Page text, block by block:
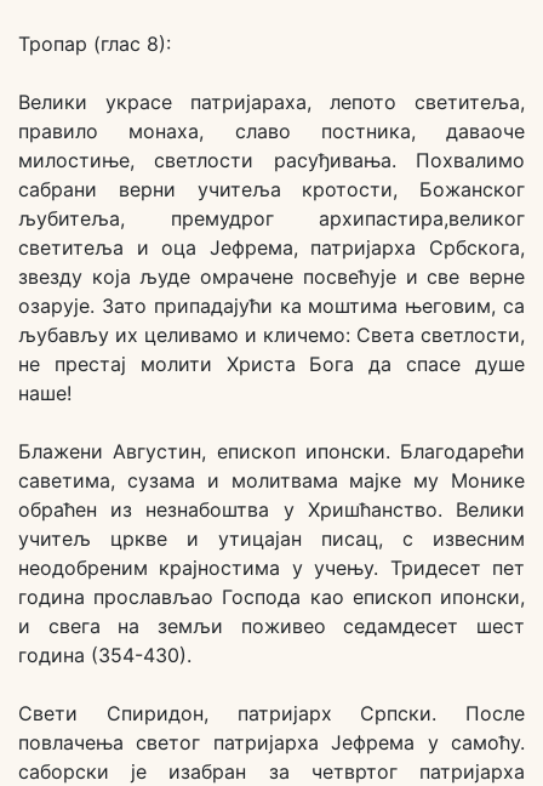
Тропар (глас 8):
Велики украсе патријараха, лепото светитеља,
правило монаха, славо постника, даваоче
милостиње, светлости расуђивања. Похвалимо
сабрани верни учитеља кротости, Божанског
љубитеља, премудрог архипастира,великог
светитеља и оца Јефрема, патријарха Србскога,
звезду која људе омрачене посвећује и све верне
озарује. Зато припадајући ка моштима његовим, са
љубављу их целивамо и кличемо: Света светлости,
не престај молити Христа Бога да спасе душе
наше!
Блажени Августин, епископ ипонски. Благодарећи
саветима, сузама и молитвама мајке му Монике
обраћен из незнабоштва у Хришћанство. Велики
учитељ цркве и утицајан писац, с извесним
неодобреним крајностима у учењу. Тридесет пет
година прослављао Господа као епископ ипонски,
и свега на земљи поживео седамдесет шест
година (354-430).
Свети Спиридон, патријарх Српски. После
повлачења светог патријарха Јефрема у самоћу.
саборски је изабран за четвртог патријарха